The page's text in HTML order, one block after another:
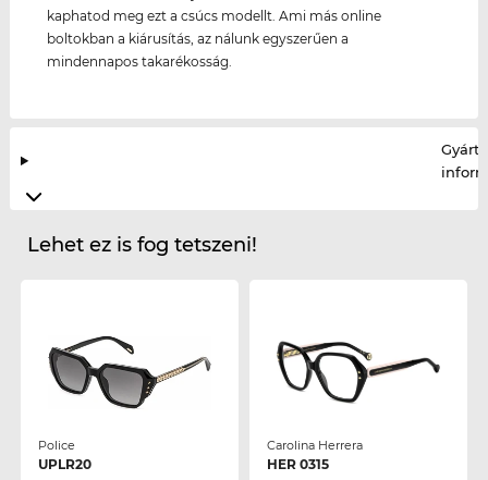
kaphatod meg ezt a csúcs modellt. Ami más online
boltokban a kiárusítás, az nálunk egyszerűen a
mindennapos takarékosság.
Lehet ez is fog tetszeni!
Police
UPLR20
Carolina Herrera
HER 0315